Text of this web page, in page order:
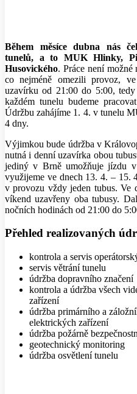
Během měsíce dubna nás
tunelů, a to MUK Hlinky,
Husovického. Práce není
co nejméně omezili provoz,
uzavírku od 21:00 do 5:00,
každém tunelu budeme
Údržbu zahájíme 1. 4. v tunelu
4 dny.
Výjimkou bude údržba v
nutná i denní uzavírka obou
jediný v Brně umožňuje jízdu v
využijeme ve dnech 13. 4. – 15.
v provozu vždy jeden tubus.
víkend uzavřeny oba tubusy.
nočních hodinách od 21:00 do
Přehled realizovaných
kontrola a servis
servis větrání tunelu
údržba dopravního značení
kontrola a údržba všech
zařízení
údržba primárního a
elektrických zařízení
údržba požárně
geotechnický monitoring
údržba osvětlení tunelu